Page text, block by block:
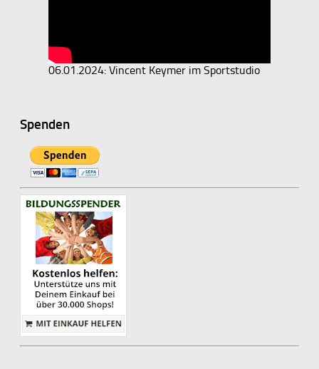
06.01.2024: Vincent Keymer im Sportstudio
Spenden